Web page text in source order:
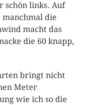
schön links. Auf
die
macht das
die 60 knapp,
bringt nicht
Meter
wie ich so die